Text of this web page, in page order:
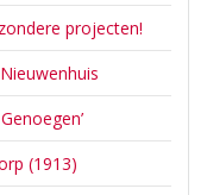
projecten!
(1913)